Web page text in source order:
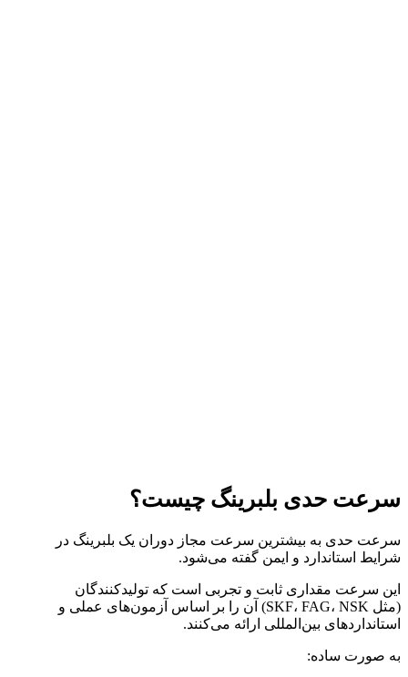
سرعت حدی بلبرینگ چیست؟
سرعت حدی به بیشترین سرعت مجاز دوران یک بلبرینگ در
شرایط استاندارد و ایمن گفته می‌شود.
این سرعت مقداری ثابت و تجربی است که تولیدکنندگان
(مثل SKF، FAG، NSK) آن را بر اساس آزمون‌های عملی و
استانداردهای بین‌المللی ارائه می‌کنند.
به صورت ساده: